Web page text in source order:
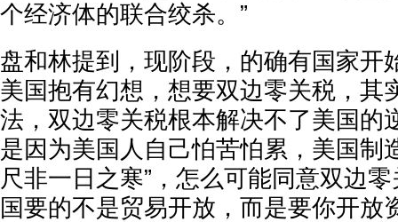
个经济体的联合绞杀。”
盘和林提到，现阶段，的确有国家开
美国抱有幻想，想要双边零关税，其
法，双边零关税根本解决不了美国的
是因为美国人自己怕苦怕累，美国制
尺非一日之寒”，怎么可能同意双边
国要的不是贸易开放，而是要你开放